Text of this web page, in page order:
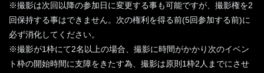
※撮影は次回以降の参加日に変更する事も可能ですが、撮影権を2
回保持する事はできません。次の権利を得る前(5回参加する前)に
必ず消化してください。
※撮影が1枠にて2名以上の場合、撮影に時間がかかり次のイベン
ト枠の開始時間に支障をきたす為、撮影は原則1枠2人までにさせ